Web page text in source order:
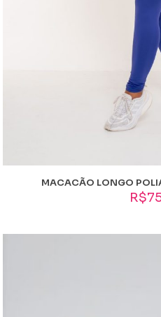
MACACÃO LONGO
R$